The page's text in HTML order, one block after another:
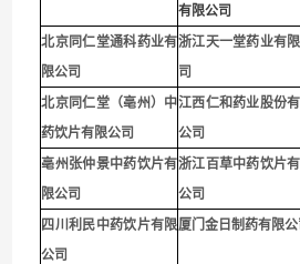
有限公司
北京同仁堂通科药业有
限公司
浙江天一堂药业有
司
北京同仁堂（亳州）中
药饮片有限公司
江西仁和药业股份
公司
亳州张仲景中药饮片有
限公司
浙江百草中药饮片
公司
四川利民中药饮片有限
公司
厦门金日制药有限公